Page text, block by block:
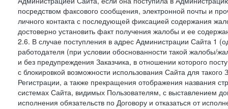
посредством факсового сообщения, электронной почты и
личного контакта с последующей фиксацией содержания
достоверно установить факт получения жалобы и ее
2.6. В случае поступления в адрес Администрации Сайта 1
работодателя (при условии обоснованности такой
и без предупреждения Заказчика, в отношении которого
с блокировкой возможности использования Сайта для
Регистрации, а также прекращения отображения названия
системах Сайта, видимых Пользователям, с выставлением
исполнения обязательств по Договору и отказаться от